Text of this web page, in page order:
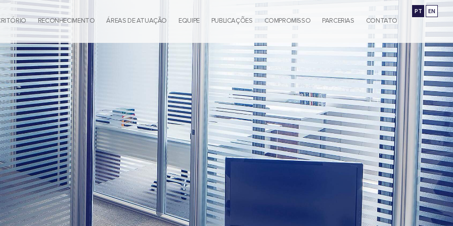
PT EN
RECONHECIMENTO ÁREAS DE ATUAÇÃO EQUIPE PUBLICAÇÕES COMPROMISSO PARCERIAS CONTATO